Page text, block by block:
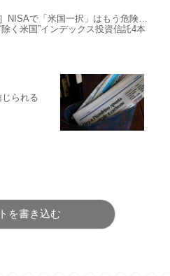
］NISAで「米国一択」はもう危険…
除く米国”インデックス投資信託4本
じられる
を書き込む